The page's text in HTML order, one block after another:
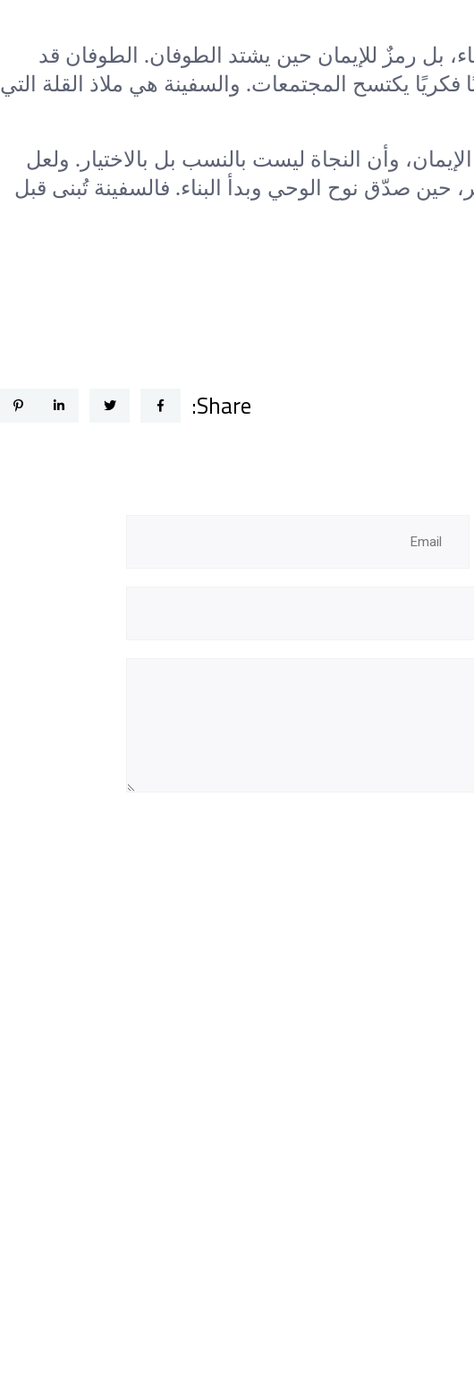
رمزٌ للإيمان حين يشتد الطوفان. الطوفان قد
فكريًا يكتسح المجتمعات. والسفينة هي ملاذ القلة التي
وأن النجاة ليست بالنسب بل بالاختيار. ولعل
صدّق نوح الوحي وبدأ البناء. فالسفينة تُبنى قبل
Share: